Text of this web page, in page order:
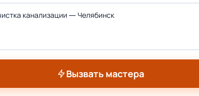
Вызвать мастера